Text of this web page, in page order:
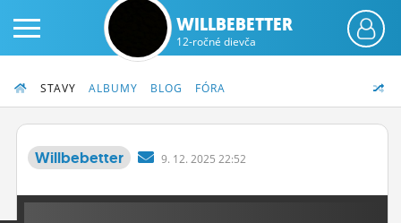
WILLBEBETTER
12-ročné dievča
STAVY ALBUMY BLOG FÓRA
Willbebetter 9. 12. 2025 22:52